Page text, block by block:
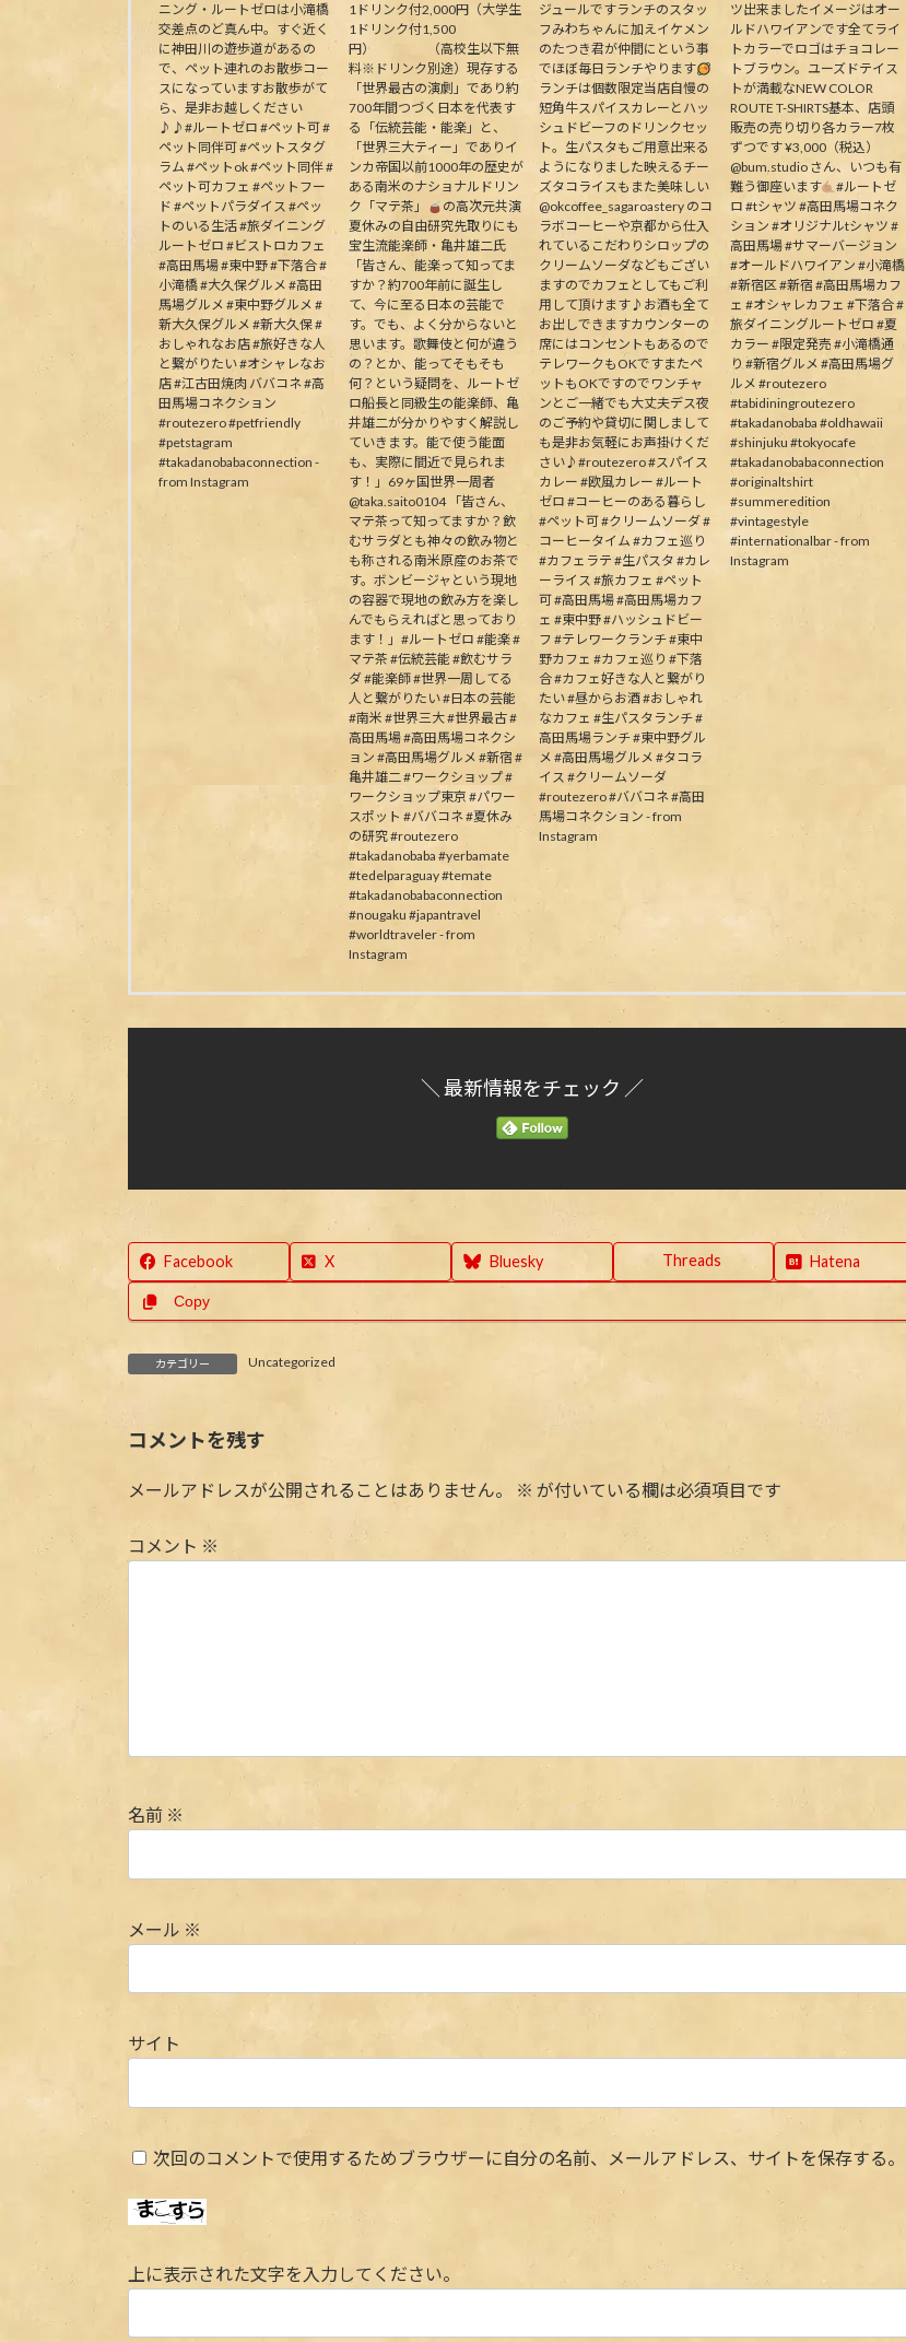
ニング・ルートゼロは小滝橋
交差点のど真ん中。すぐ近く
に神田川の遊歩道があるの
で、ペット連れのお散歩コー
スになっていますお散歩がて
ら、是非お越しください
♪♪#ルートゼロ #ペット可 #
ペット同伴可 #ペットスタグ
ラム #ペットok #ペット同伴 #
ペット可カフェ #ペットフー
ド #ペットパラダイス #ペッ
トのいる生活 #旅ダイニング
ルートゼロ #ビストロカフェ
#高田馬場 #東中野 #下落合 #
小滝橋 #大久保グルメ #高田
馬場グルメ #東中野グルメ #
新大久保グルメ #新大久保 #
おしゃれなお店 #旅好きな人
と繋がりたい #オシャレなお
店 #江古田焼肉 ババコネ #高
田馬場コネクション
#routezero #petfriendly
#petstagram
#takadanobabaconnection -
from Instagram
1ドリンク付2,000円（大学生
1ドリンク付1,500
円） （高校生以下無
料※ドリンク別途）現存する
「世界最古の演劇」であり約
700年間つづく日本を代表す
る「伝統芸能・能楽」と、
「世界三大ティー」でありイ
ンカ帝国以前1000年の歴史が
ある南米のナショナルドリン
ク「マテ茶」
の高次元共演
夏休みの自由研究先取りにも
宝生流能楽師・亀井雄二氏
「皆さん、能楽って知ってま
すか？約700年前に誕生し
て、今に至る日本の芸能で
す。でも、よく分からないと
思います。歌舞伎と何が違う
の？とか、能ってそもそも
何？という疑問を、ルートゼ
ロ船長と同級生の能楽師、亀
井雄二が分かりやすく解説し
ていきます。能で使う能面
も、実際に間近で見られま
す！」69ヶ国世界一周者
@taka.saito0104 「皆さん、
マテ茶って知ってますか？飲
むサラダとも神々の飲み物と
も称される南米原産のお茶で
す。ボンビージャという現地
の容器で現地の飲み方を楽し
んでもらえればと思っており
ます！」#ルートゼロ #能楽 #
マテ茶 #伝統芸能 #飲むサラ
ダ #能楽師 #世界一周してる
人と繋がりたい #日本の芸能
#南米 #世界三大 #世界最古 #
高田馬場 #高田馬場コネクシ
ョン #高田馬場グルメ #新宿 #
亀井雄二 #ワークショップ #
ワークショップ東京 #パワー
スポット #ババコネ #夏休み
の研究 #routezero
#takadanobaba #yerbamate
#tedelparaguay #temate
#takadanobabaconnection
#nougaku #japantravel
#worldtraveler - from
Instagram
ジュールですランチのスタッ
フみわちゃんに加えイケメン
のたつき君が仲間にという事
でほぼ毎日ランチやります
ランチは個数限定当店自慢の
短角牛スパイスカレーとハッ
シュドビーフのドリンクセッ
ト。生パスタもご用意出来る
ようになりました映えるチー
ズタコライスもまた美味しい
@okcoffee_sagaroastery のコ
ラボコーヒーや京都から仕入
れているこだわりシロップの
クリームソーダなどもござい
ますのでカフェとしてもご利
用して頂けます♪お酒も全て
お出しできますカウンターの
席にはコンセントもあるので
テレワークもOKですまたペ
ットもOKですのでワンチャ
ンとご一緒でも大丈夫デス夜
のご予約や貸切に関しまして
も是非お気軽にお声掛けくだ
さい♪#routezero #スパイス
カレー #欧風カレー #ルート
ゼロ #コーヒーのある暮らし
#ペット可 #クリームソーダ #
コーヒータイム #カフェ巡り
#カフェラテ #生パスタ #カレ
ーライス #旅カフェ #ペット
可 #高田馬場 #高田馬場カフ
ェ #東中野 #ハッシュドビー
フ #テレワークランチ #東中
野カフェ #カフェ巡り #下落
合 #カフェ好きな人と繋がり
たい #昼からお酒 #おしゃれ
なカフェ #生パスタランチ #
高田馬場ランチ #東中野グル
メ #高田馬場グルメ #タコラ
イス #クリームソーダ
#routezero #ババコネ #高田
馬場コネクション - from
Instagram
ツ出来ましたイメージはオー
ルドハワイアンです全てライ
トカラーでロゴはチョコレー
トブラウン。ユーズドテイス
トが満載なNEW COLOR
ROUTE T-SHIRTS基本、店頭
販売の売り切り各カラー7枚
ずつです ¥3,000（税込）
@bum.studio さん、いつも有
難う御座います
#ルートゼ
ロ #tシャツ #高田馬場コネク
ション #オリジナルtシャツ #
高田馬場 #サマーバージョン
#オールドハワイアン #小滝橋
#新宿区 #新宿 #高田馬場カフ
ェ #オシャレカフェ #下落合 #
旅ダイニングルートゼロ #夏
カラー #限定発売 #小滝橋通
り #新宿グルメ #高田馬場グ
ルメ #routezero
#tabidiningroutezero
#takadanobaba #oldhawaii
#shinjuku #tokyocafe
#takadanobabaconnection
#originaltshirt
#summeredition
#vintagestyle
#internationalbar - from
Instagram
＼ 最新情報をチェック ／
Facebook X Bluesky Threads Hatena
Copy
カテゴリー Uncategorized
コメントを残す
メールアドレスが公開されることはありません。 ※ が付いている欄は必須項目です
コメント ※
名前 ※
メール ※
サイト
次回のコメントで使用するためブラウザーに自分の名前、メールアドレス、サイトを保存する。
上に表示された文字を入力してください。